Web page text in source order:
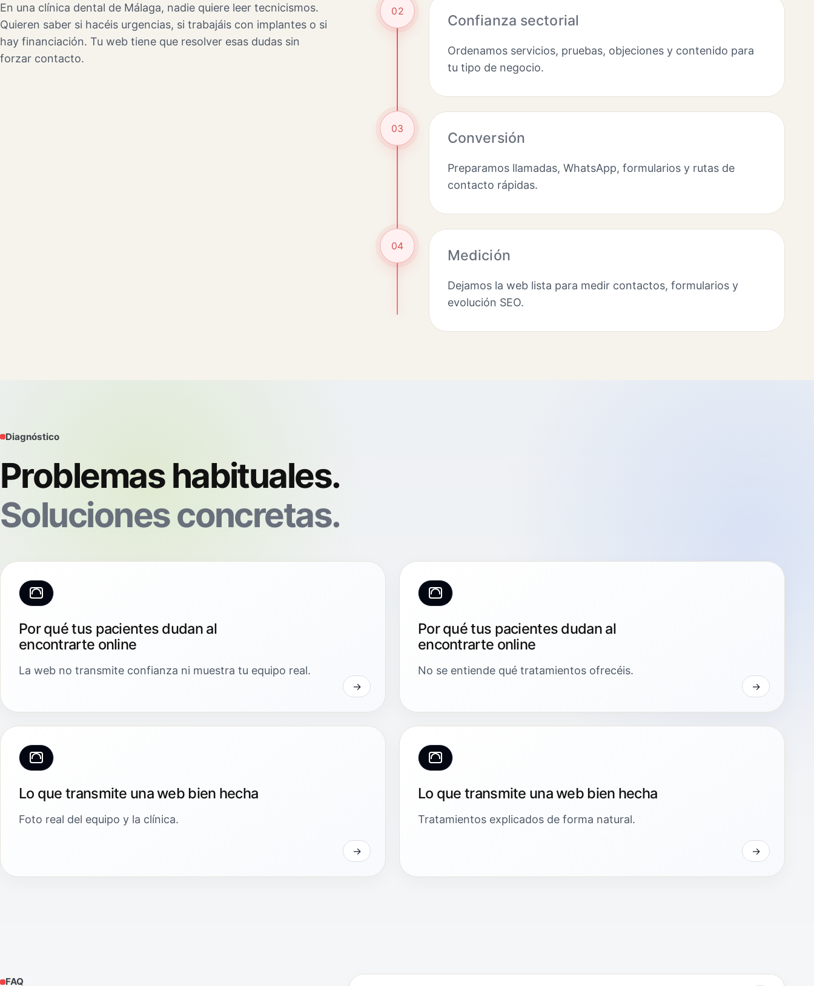
En una clínica dental de Málaga, nadie quiere leer tecnicismos.
Quieren saber si hacéis urgencias, si trabajáis con implantes o si
hay financiación. Tu web tiene que resolver esas dudas sin
forzar contacto.
02
Confianza sectorial
Ordenamos servicios, pruebas, objeciones y contenido para
tu tipo de negocio.
03
Conversión
Preparamos llamadas, WhatsApp, formularios y rutas de
contacto rápidas.
04
Medición
Dejamos la web lista para medir contactos, formularios y
evolución SEO.
Diagnóstico
Problemas habituales.
Soluciones concretas.
Por qué tus pacientes dudan al
encontrarte online
La web no transmite confianza ni muestra tu equipo real.
Por qué tus pacientes dudan al
encontrarte online
No se entiende qué tratamientos ofrecéis.
Lo que transmite una web bien hecha
Foto real del equipo y la clínica.
Lo que transmite una web bien hecha
Tratamientos explicados de forma natural.
FAQ